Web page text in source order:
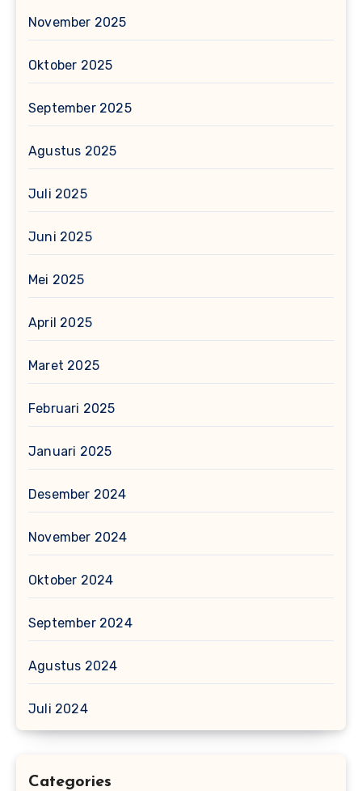
November 2025
Oktober 2025
September 2025
Agustus 2025
Juli 2025
Juni 2025
Mei 2025
April 2025
Maret 2025
Februari 2025
Januari 2025
Desember 2024
November 2024
Oktober 2024
September 2024
Agustus 2024
Juli 2024
Categories